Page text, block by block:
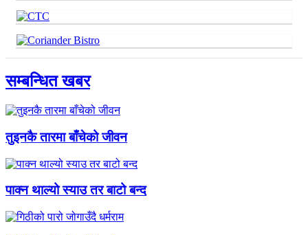
सम्बन्धित खबर
तुइनकै तारमा बाँचेको जीवन
पाक्न थाल्यो स्याउ तर बाटो बन्द